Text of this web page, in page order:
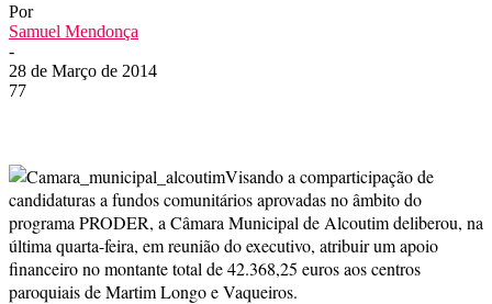
Por
Samuel Mendonça
-
28 de Março de 2014
77
Visando a comparticipação de
candidaturas a fundos comunitários aprovadas no âmbito do
programa PRODER, a Câmara Municipal de Alcoutim deliberou, na
última quarta-feira, em reunião do executivo, atribuir um apoio
financeiro no montante total de 42.368,25 euros aos centros
paroquiais de Martim Longo e Vaqueiros.